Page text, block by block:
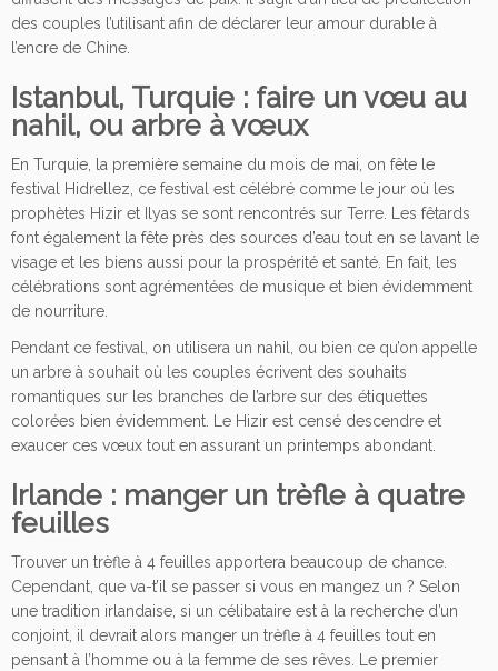
des couples l’utilisant afin de déclarer leur amour durable à
l’encre de Chine.
Istanbul, Turquie : faire un vœu au
nahil, ou arbre à vœux
En Turquie, la première semaine du mois de mai, on fête le
festival Hidrellez, ce festival est célébré comme le jour où les
prophètes Hizir et Ilyas se sont rencontrés sur Terre. Les fêtards
font également la fête près des sources d’eau tout en se lavant le
visage et les biens aussi pour la prospérité et santé. En fait, les
célébrations sont agrémentées de musique et bien évidemment
de nourriture.
Pendant ce festival, on utilisera un nahil, ou bien ce qu’on appelle
un arbre à souhait où les couples écrivent des souhaits
romantiques sur les branches de l’arbre sur des étiquettes
colorées bien évidemment. Le Hizir est censé descendre et
exaucer ces vœux tout en assurant un printemps abondant.
Irlande : manger un trèfle à quatre
feuilles
Trouver un trèfle à 4 feuilles apportera beaucoup de chance.
Cependant, que va-t’il se passer si vous en mangez un ? Selon
une tradition irlandaise, si un célibataire est à la recherche d’un
conjoint, il devrait alors manger un trèfle à 4 feuilles tout en
pensant à l’homme ou à la femme de ses rêves. Le premier